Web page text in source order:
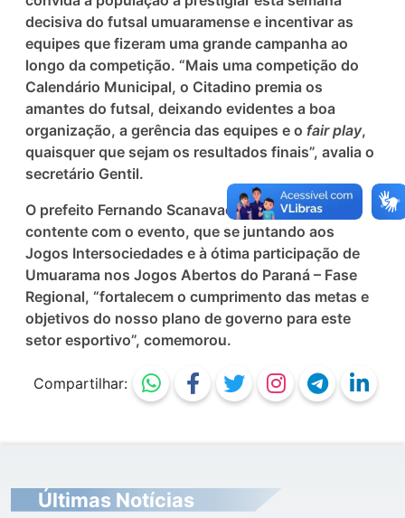
decisiva do futsal umuaramense e incentivar as
equipes que fizeram uma grande campanha ao
longo da competição. “Mais uma competição do
Calendário Municipal, o Citadino premia os
amantes do futsal, deixando evidentes a boa
organização, a gerência das equipes e o fair play,
quaisquer que sejam os resultados finais”, avalia o
secretário Gentil.
O prefeito Fernando Scanavaca se mostrou
contente com o evento, que se juntando aos
Jogos Intersociedades e à ótima participação de
Umuarama nos Jogos Abertos do Paraná – Fase
Regional, “fortalecem o cumprimento das metas e
objetivos do nosso plano de governo para este
setor esportivo”, comemorou.
Compartilhar:
Últimas Notícias